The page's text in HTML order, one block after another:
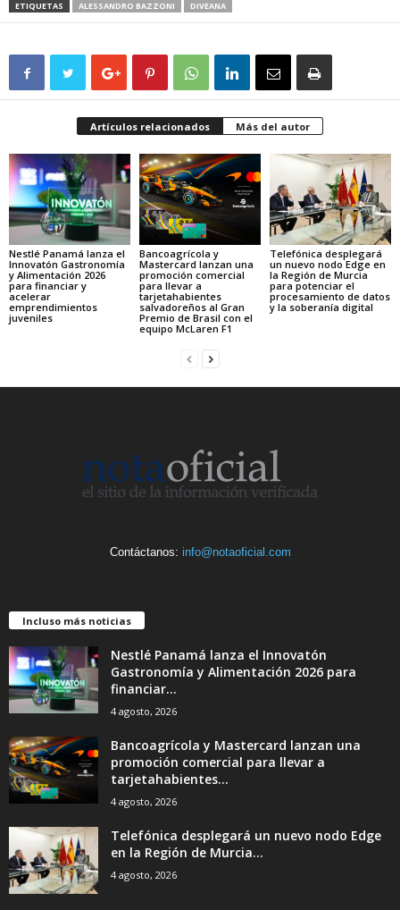
ETIQUETAS ALESSANDRO BAZZONI DIVEANA
Artículos relacionados Más del autor
Nestlé Panamá lanza el
Innovatón Gastronomía
y Alimentación 2026
para financiar y
acelerar
emprendimientos
juveniles
Bancoagrícola y
Mastercard lanzan una
promoción comercial
para llevar a
tarjetahabientes
salvadoreños al Gran
Premio de Brasil con el
equipo McLaren F1
Telefónica desplegará
un nuevo nodo Edge en
la Región de Murcia
para potenciar el
procesamiento de datos
y la soberanía digital
Contáctanos: info@notaoficial.com
Incluso más noticias
Nestlé Panamá lanza el Innovatón
Gastronomía y Alimentación 2026 para
financiar...
4 agosto, 2026
Bancoagrícola y Mastercard lanzan una
promoción comercial para llevar a
tarjetahabientes...
4 agosto, 2026
Telefónica desplegará un nuevo nodo Edge
en la Región de Murcia...
4 agosto, 2026